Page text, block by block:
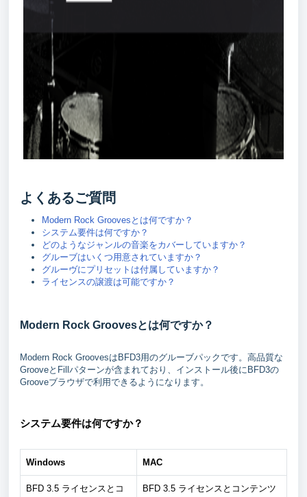
よくあるご質問
Modern Rock Groovesとは何ですか？
システム要件は何ですか？
どのようなジャンルの音楽をカバーしていますか？
グルーブはいくつ用意されていますか？
グルーヴにプリセットは付属していますか？
ライセンスの譲渡は可能ですか？
Modern Rock Groovesとは何ですか？
Modern Rock GroovesはBFD3用のグルーブパックです。高品質な
GrooveとFillパターンが含まれており、インストール後にBFD3の
Grooveブラウザで利用できるようになります。
システム要件は何ですか？
Windows MAC
BFD 3.5 ライセンスとコ
BFD 3.5 ライセンスとコンテンツ